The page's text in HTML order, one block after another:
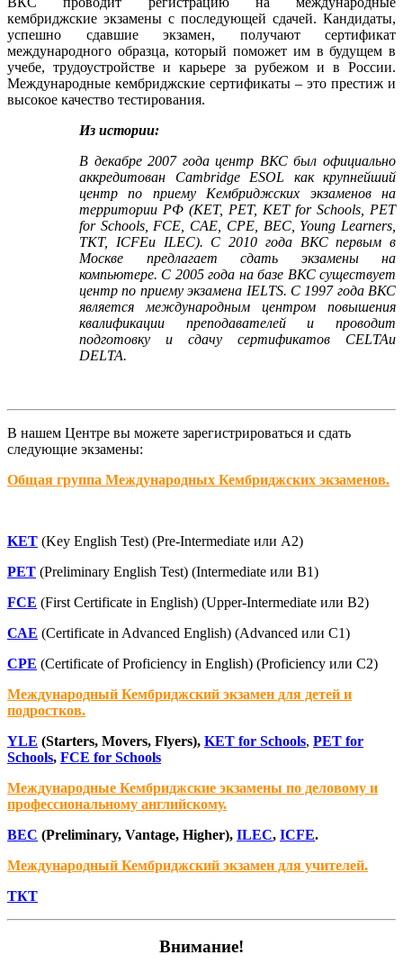
кембриджские экзамены с последующей сдачей. Кандидаты,
успешно сдавшие экзамен, получают сертификат
международного образца, который поможет им в будущем в
учебе, трудоустройстве и карьере за рубежом и в России.
Международные кембриджские сертификаты – это престиж и
высокое качество тестирования.
Из истории:
В декабре 2007 года центр ВКС был официально
аккредитован Cambridge ESOL как крупнейший
центр по приему Кембриджских экзаменов на
территории РФ (KET, PET, KET for Schools, PET
for Schools, FCE, CAE, CPE, BEC, Young Learners,
TKT, ICFEи ILEC). С 2010 года ВКС первым в
Москве предлагает сдать экзамены на
компьютере. С 2005 года на базе ВКС существует
центр по приему экзамена IELTS. С 1997 года ВКС
является международным центром повышения
квалификации преподавателей и проводит
подготовку и сдачу сертификатов CELTAи
DELTA.
В нашем Центре вы можете зарегистрироваться и сдать
следующие экзамены:
Общая группа Международных Кембриджских экзаменов.
KET (Key English Test) (Pre-Intermediate или A2)
PET (Preliminary English Test) (Intermediate или B1)
FCE (First Certificate in English) (Upper-Intermediate или B2)
САЕ (Certificate in Advanced English) (Advanced или C1)
СРЕ (Certificate of Proficiency in English) (Proficiency или C2)
Международный Кембриджский экзамен для детей и
подростков.
YLE (Starters, Movers, Flyers), KET for Schools, PET for
Schools, FCE for Schools
Международные Кембриджские экзамены по деловому и
профессиональному английскому.
BEC (Preliminary, Vantage, Higher), ILEC, ICFE.
Международный Кембриджский экзамен для учителей.
ТКТ
Внимание!